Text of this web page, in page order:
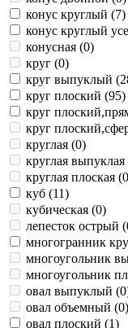
конус круглый (7)
конус круглый
конусная (0)
круг (0)
круг выпуклый (
круг плоский (95)
круг
круг
круглая (0)
круглая выпуклая
круглая плоская (0
куб (11)
кубическая (0)
лепесток острый (
многогранник
многоугольник
многоугольник
овал выпуклый (0
овал объемный (0)
овал плоский (1)